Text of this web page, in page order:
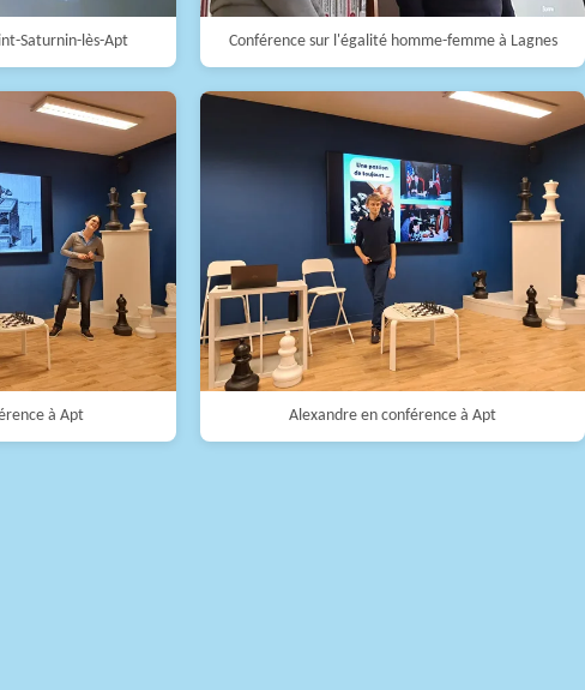
Saturnin-lès-Apt Conférence sur l'égalité homme-femme à Lagnes
à Apt Alexandre en conférence à Apt